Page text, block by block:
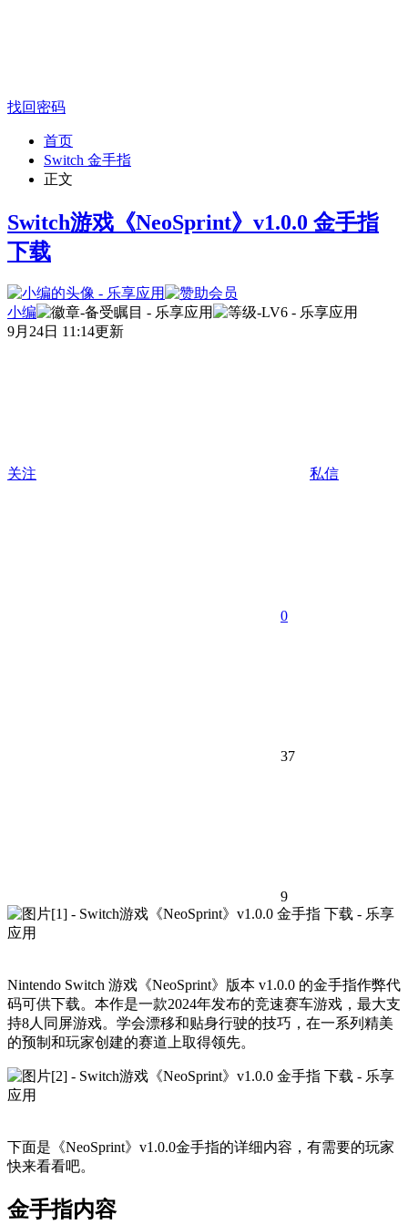
找回密码
首页
Switch 金手指
正文
Switch游戏《NeoSprint》v1.0.0 金手指
下载
小编
9月24日 11:14更新
关注 私信
0
37
9
Nintendo Switch 游戏《NeoSprint》版本 v1.0.0 的金手指作弊代
码可供下载。本作是一款2024年发布的竞速赛车游戏，最大支
持8人同屏游戏。学会漂移和贴身行驶的技巧，在一系列精美
的预制和玩家创建的赛道上取得领先。
下面是《NeoSprint》v1.0.0金手指的详细内容，有需要的玩家
快来看看吧。
金手指内容